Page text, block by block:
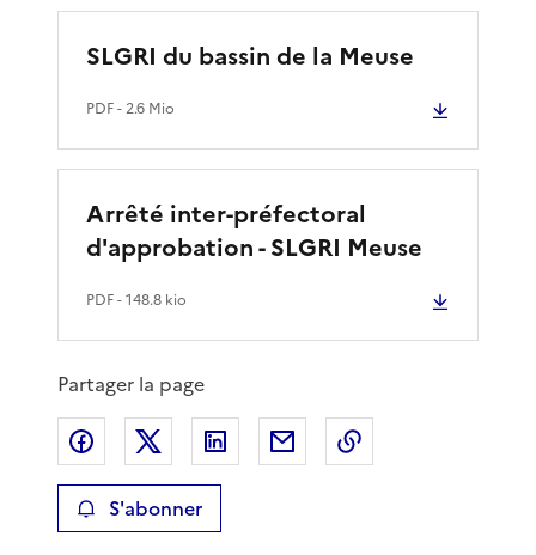
SLGRI du bassin de la Meuse
PDF- 2.6 Mio
Arrêté inter-préfectoral
d'approbation - SLGRI Meuse
PDF- 148.8 kio
Partager la page
Partager sur Facebook
Partager sur XPartager sur LinkedIn
Partager par email
S'abonner